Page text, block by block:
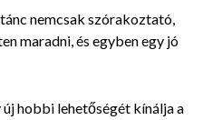
nemcsak szórakoztató,
maradni, és egyben egy jó
új hobbi lehetőségét kínálja a